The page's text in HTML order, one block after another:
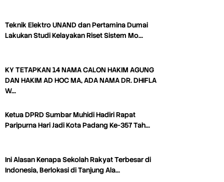
Teknik Elektro UNAND dan Pertamina Dumai
Lakukan Studi Kelayakan Riset Sistem Mo…
KY TETAPKAN 14 NAMA CALON HAKIM AGUNG
DAN HAKIM AD HOC MA, ADA NAMA DR. DHIFLA
W…
Ketua DPRD Sumbar Muhidi Hadiri Rapat
Paripurna Hari Jadi Kota Padang Ke-357 Tah…
Ini Alasan Kenapa Sekolah Rakyat Terbesar di
Indonesia, Berlokasi di Tanjung Ala…